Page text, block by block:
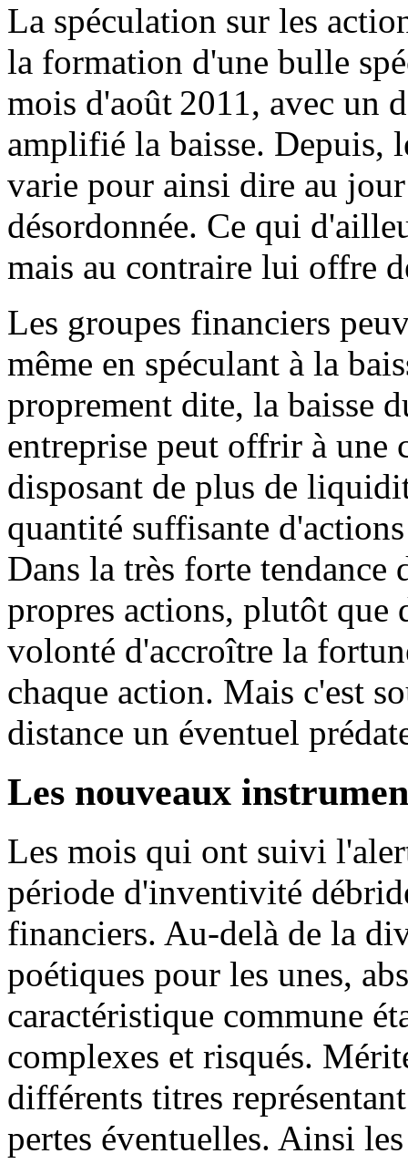
La spéculation sur les
la formation d'une bulle
mois d'août 2011, avec un
amplifié la baisse. Depuis,
varie pour ainsi dire au
désordonnée. Ce qui
mais au contraire lui offre
Les groupes financiers
même en spéculant à la
proprement dite, la baisse
entreprise peut offrir à une
disposant de plus de
quantité suffisante
Dans la très forte tendance
propres actions, plutôt
volonté d'accroître la
chaque action. Mais c'est
distance un éventuel
Les nouveaux
Les mois qui ont suivi
période d'inventivité
financiers. Au-delà de la
poétiques pour les unes,
caractéristique commune
complexes et risqués.
différents titres
pertes éventuelles. Ainsi